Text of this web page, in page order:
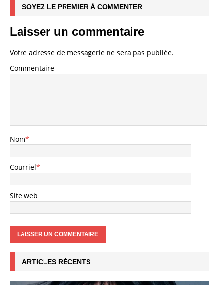
SOYEZ LE PREMIER À COMMENTER
Laisser un commentaire
Votre adresse de messagerie ne sera pas publiée.
Commentaire
Nom*
Courriel*
Site web
ARTICLES RÉCENTS